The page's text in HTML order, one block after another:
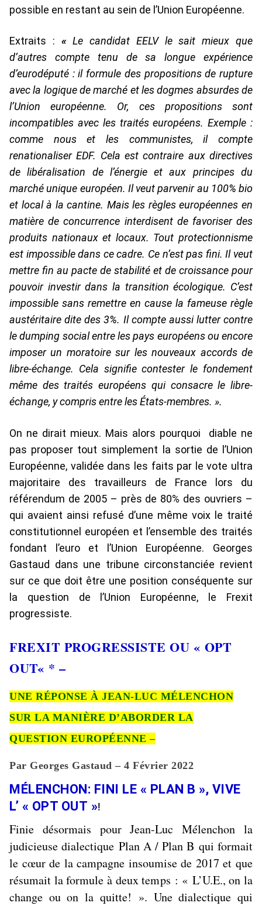
possible en restant au sein de l’Union Européenne.
Extraits : «Le candidat EELV le sait mieux que
d’autres compte tenu de sa longue expérience
d’eurodéputé : il formule des propositions de rupture
avec la logique de marché et les dogmes absurdes de
l’Union européenne. Or, ces propositions sont
incompatibles avec les traités européens. Exemple :
comme nous et les communistes, il compte
renationaliser EDF. Cela est contraire aux directives
de libéralisation de l’énergie et aux principes du
marché unique européen. Il veut parvenir au 100% bio
et local à la cantine. Mais les règles européennes en
matière de concurrence interdisent de favoriser des
produits nationaux et locaux. Tout protectionnisme
est impossible dans ce cadre. Ce n’est pas fini. Il veut
mettre fin au pacte de stabilité et de croissance pour
pouvoir investir dans la transition écologique. C’est
impossible sans remettre en cause la fameuse règle
austéritaire dite des 3%. Il compte aussi lutter contre
le dumping social entre les pays européens ou encore
imposer un moratoire sur les nouveaux accords de
libre-échange. Cela signifie contester le fondement
même des traités européens qui consacre le libre-
échange, y compris entre les États-membres. ».
On ne dirait mieux. Mais alors pourquoi diable ne
pas proposer tout simplement la sortie de l’Union
Européenne, validée dans les faits par le vote ultra
majoritaire des travailleurs de France lors du
référendum de 2005 – près de 80% des ouvriers –
qui avaient ainsi refusé d’une même voix le traité
constitutionnel européen et l’ensemble des traités
fondant l’euro et l’Union Européenne. Georges
Gastaud dans une tribune circonstanciée revient
sur ce que doit être une position conséquente sur
la question de l’Union Européenne, le Frexit
progressiste.
FREXIT PROGRESSISTE OU « OPT
OUT« * –
UNE RÉPONSE À JEAN-LUC MÉLENCHON
SUR LA MANIÈRE D’ABORDER LA
QUESTION EUROPÉENNE –
Par Georges Gastaud – 4 Février 2022
MÉLENCHON: FINI LE « PLAN B », VIVE
L’ « OPT OUT »!
Finie désormais pour Jean-Luc Mélenchon la
judicieuse dialectique Plan A / Plan B qui formait
le cœur de la campagne insoumise de 2017 et que
résumait la formule à deux temps : «L’U.E., on la
change ou on la quitte! ». Une dialectique qui